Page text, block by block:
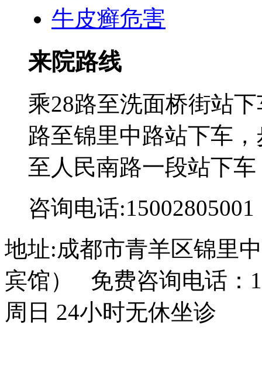
牛皮癣危害
来院路线
乘28路至洗面桥街站
路至锦里中路站下车
至人民南路一段站下
咨询电话:15002805001
地址:成都市青羊区锦里
宾馆） 免费咨询电话：
周日 24小时无休坐诊